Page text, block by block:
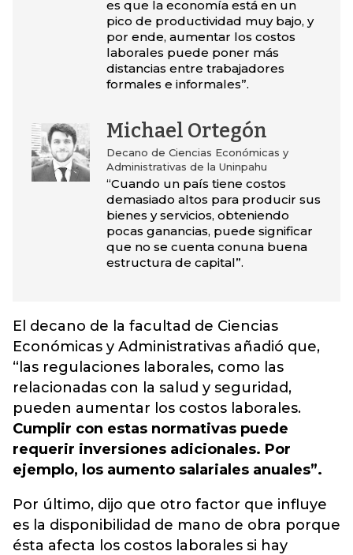
es que la economía está en un
pico de productividad muy bajo, y
por ende, aumentar los costos
laborales puede poner más
distancias entre trabajadores
formales e informales”.
Michael Ortegón
Decano de Ciencias Económicas y
Administrativas de la Uninpahu
“Cuando un país tiene costos
demasiado altos para producir sus
bienes y servicios, obteniendo
pocas ganancias, puede significar
que no se cuenta conuna buena
estructura de capital”.
El decano de la facultad de Ciencias
Económicas y Administrativas añadió que,
“las regulaciones laborales, como las
relacionadas con la salud y seguridad,
pueden aumentar los costos laborales.
Cumplir con estas normativas puede
requerir inversiones adicionales. Por
ejemplo, los aumento salariales anuales”.
Por último, dijo que otro factor que influye
es la disponibilidad de mano de obra porque
ésta afecta los costos laborales si hay